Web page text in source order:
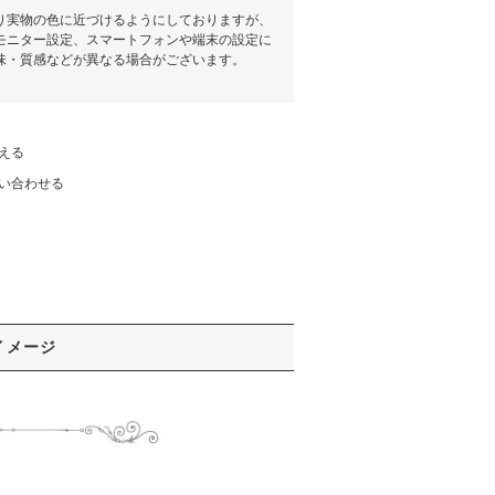
物の色に近づけるようにしておりますが、
ニター設定、スマートフォンや端末の設定に
質感などが異なる場合がございます。
る
合わせる
メージ